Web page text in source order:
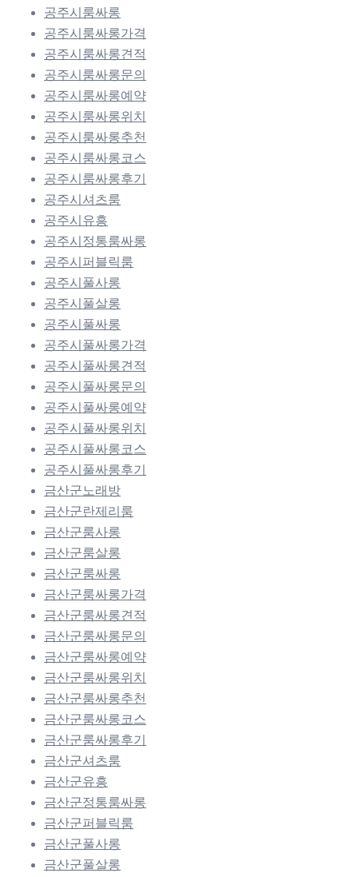
공주시룸싸롱
공주시룸싸롱가격
공주시룸싸롱견적
공주시룸싸롱문의
공주시룸싸롱예약
공주시룸싸롱위치
공주시룸싸롱추천
공주시룸싸롱코스
공주시룸싸롱후기
공주시셔츠룸
공주시유흥
공주시정통룸싸롱
공주시퍼블릭룸
공주시풀사롱
공주시풀살롱
공주시풀싸롱
공주시풀싸롱가격
공주시풀싸롱견적
공주시풀싸롱문의
공주시풀싸롱예약
공주시풀싸롱위치
공주시풀싸롱코스
공주시풀싸롱후기
금산군노래방
금산군란제리룸
금산군룸사롱
금산군룸살롱
금산군룸싸롱
금산군룸싸롱가격
금산군룸싸롱견적
금산군룸싸롱문의
금산군룸싸롱예약
금산군룸싸롱위치
금산군룸싸롱추천
금산군룸싸롱코스
금산군룸싸롱후기
금산군셔츠룸
금산군유흥
금산군정통룸싸롱
금산군퍼블릭룸
금산군풀사롱
금산군풀살롱